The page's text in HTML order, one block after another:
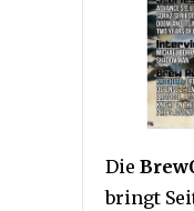
Die
bringt